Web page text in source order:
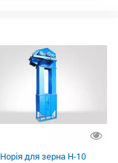
Норія для зерна Н-10